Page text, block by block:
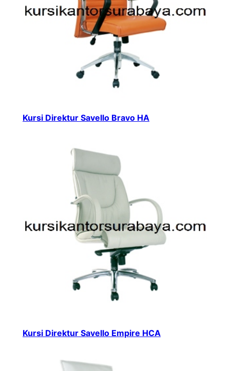
Kursi Direktur Savello Bravo HA
Kursi Direktur Savello Empire HCA